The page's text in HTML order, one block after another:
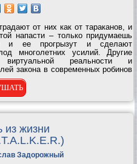
от них как от тараканов, и
напасти – только придумаешь
и ее прогрызут и сделают
многолетних усилий. Другие
виртуальной реальности и
закона в современных робинов
на жизнь компьютерных
от...
из жизни
Задорожный